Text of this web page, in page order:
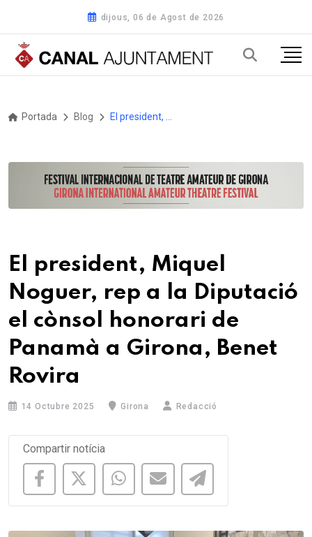
dijous, 06 de Agost de 2026
Portada Blog
El president, Miquel
Noguer, rep a la Diputació
el cònsol honorari de
Panamà a Girona, Benet
Rovira
14 Octubre 2025 Girona Redacció
Compartir notícia